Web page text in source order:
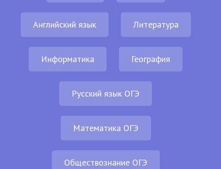
Английский язык Литература
Информатика География
Русский язык ОГЭ
Математика ОГЭ
Обществознание ОГЭ